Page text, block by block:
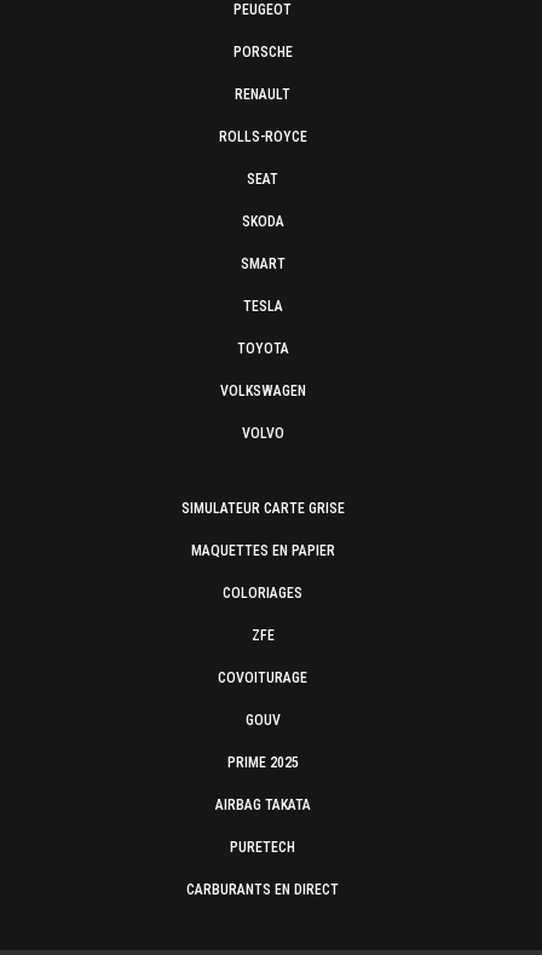
PEUGEOT
PORSCHE
RENAULT
ROLLS-ROYCE
SEAT
SKODA
SMART
TESLA
TOYOTA
VOLKSWAGEN
VOLVO
SIMULATEUR CARTE GRISE
MAQUETTES EN PAPIER
COLORIAGES
ZFE
COVOITURAGE
GOUV
PRIME 2025
AIRBAG TAKATA
PURETECH
CARBURANTS EN DIRECT